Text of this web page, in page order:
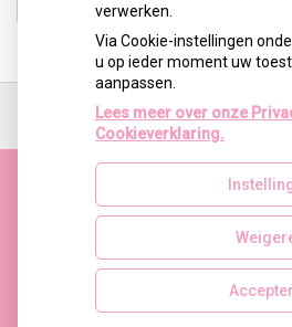
de
Uw Zorg Online
Privacy verklaring|Cookie-
verwerken.
Via Cookie-instellingen
u op ieder moment uw
aanpassen.
Lees meer over onze
Cookieverklaring.